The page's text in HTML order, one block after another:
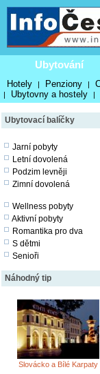
Ubytování
Hotely | Penziony |
| Ubytovny a hostely |
Ubytovací balíčky
Jarní pobyty
Letní dovolená
Podzim levněji
Zimní dovolená
Wellness pobyty
Aktivní pobyty
Romantika pro dva
S dětmi
Senioři
Náhodný tip
Slovácko a Bílé Karpaty